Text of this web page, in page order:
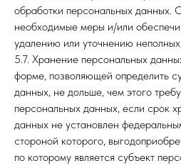
обработки персональных данных.
необходимые меры и/или
удалению или уточнению
5.7. Хранение персональных
форме, позволяющей определить
данных, не дольше, чем этого
персональных данных, если срок
данных не установлен
стороной которого,
по которому является субъект